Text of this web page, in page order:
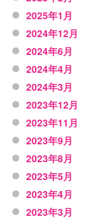
2025年1月
2024年12月
2024年6月
2024年4月
2024年3月
2023年12月
2023年11月
2023年9月
2023年8月
2023年5月
2023年4月
2023年3月